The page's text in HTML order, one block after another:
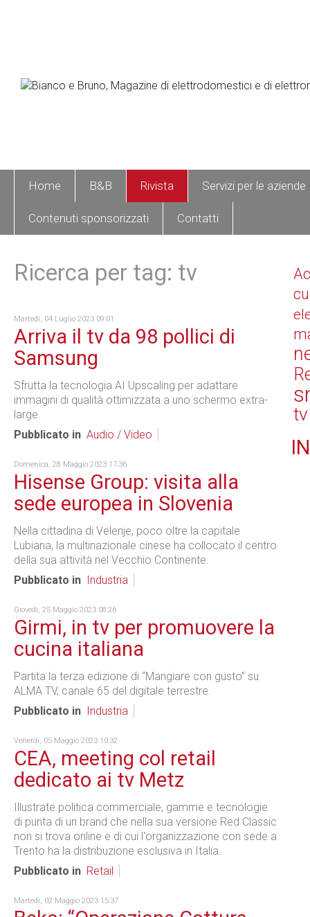
Home B&B Rivista Servizi per le aziende
Contenuti sponsorizzati Contatti
Ricerca per tag: tv
Martedì, 04 Luglio 2023 09:01
Arriva il tv da 98 pollici di
Samsung
Sfrutta la tecnologia AI Upscaling per adattare
immagini di qualità ottimizzata a uno schermo extra-
large.
Pubblicato in Audio / Video
Domenica, 28 Maggio 2023 17:36
Hisense Group: visita alla
sede europea in Slovenia
Nella cittadina di Velenje, poco oltre la capitale
Lubiana, la multinazionale cinese ha collocato il centro
della sua attività nel Vecchio Continente.
Pubblicato in
Industria
Giovedì, 25 Maggio 2023 08:26
Girmi, in tv per promuovere la
cucina italiana
Partita la terza edizione di “Mangiare con gusto” su
ALMA TV, canale 65 del digitale terrestre.
Pubblicato in
Industria
Venerdì, 05 Maggio 2023 10:32
CEA, meeting col retail
dedicato ai tv Metz
Illustrate politica commerciale, gamme e tecnologie
di punta di un brand che nella sua versione Red Classic
non si trova online e di cui l'organizzazione con sede a
Trento ha la distribuzione esclusiva in Italia.
Pubblicato in Retail
Martedì, 02 Maggio 2023 15:37
tv
IN